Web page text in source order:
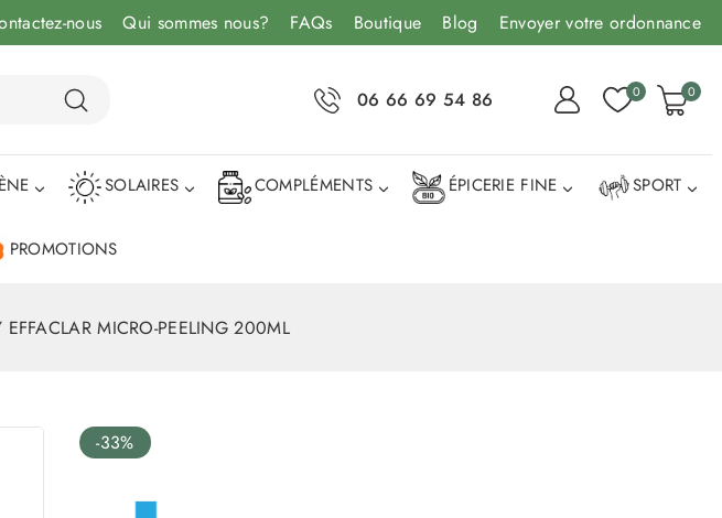
nous Qui sommes nous? FAQs Boutique Blog Envoyer votre ordonnance
06 66 69 54 86 0 0
SOLAIRES COMPLÉMENTS ÉPICERIE FINE SPORT
PROMOTIONS
MICRO-PEELING 200ML
-33%